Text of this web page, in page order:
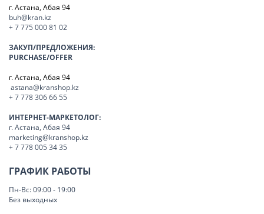
г. Астана, Абая 94
buh@kran.kz
+ 7 775 000 81 02
ЗАКУП/ПРЕДЛОЖЕНИЯ:
PURCHASE/OFFER
г. Астана, Абая 94
astana@kranshop.kz
+ 7 778 306 66 55
ИНТЕРНЕТ-МАРКЕТОЛОГ:
г. Астана, Абая 94
marketing@kranshop.kz
+ 7 778 005 34 35
ГРАФИК РАБОТЫ
Пн-Вс: 09:00 - 19:00
Без выходных